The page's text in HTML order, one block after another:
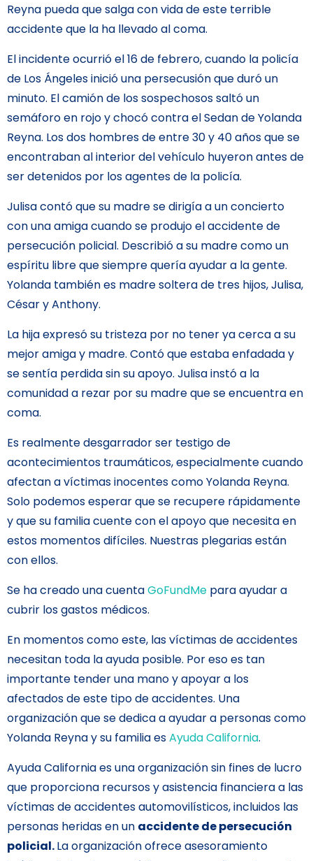
Reyna pueda que salga con vida de este terrible
accidente que la ha llevado al coma.
El incidente ocurrió el 16 de febrero, cuando la policía
de Los Ángeles inició una persecusión que duró un
minuto. El camión de los sospechosos saltó un
semáforo en rojo y chocó contra el Sedan de Yolanda
Reyna. Los dos hombres de entre 30 y 40 años que se
encontraban al interior del vehículo huyeron antes de
ser detenidos por los agentes de la policía.
Julisa contó que su madre se dirigía a un concierto
con una amiga cuando se produjo el accidente de
persecución policial. Describió a su madre como un
espíritu libre que siempre quería ayudar a la gente.
Yolanda también es madre soltera de tres hijos, Julisa,
César y Anthony.
La hija expresó su tristeza por no tener ya cerca a su
mejor amiga y madre. Contó que estaba enfadada y
se sentía perdida sin su apoyo. Julisa instó a la
comunidad a rezar por su madre que se encuentra en
coma.
Es realmente desgarrador ser testigo de
acontecimientos traumáticos, especialmente cuando
afectan a víctimas inocentes como Yolanda Reyna.
Solo podemos esperar que se recupere rápidamente
y que su familia cuente con el apoyo que necesita en
estos momentos difíciles. Nuestras plegarias están
con ellos.
Se ha creado una cuentaGoFundMe para ayudar a
cubrir los gastos médicos.
En momentos como este, las víctimas de accidentes
necesitan toda la ayuda posible. Por eso es tan
importante tender una mano y apoyar a los
afectados de este tipo de accidentes. Una
organización que se dedica a ayudar a personas como
Yolanda Reyna y su familia esAyuda California.
Ayuda California es una organización sin fines de lucro
que proporciona recursos y asistencia financiera a las
víctimas de accidentes automovilísticos, incluidos las
personas heridas en un accidente de persecución
policial.La organización ofrece asesoramiento